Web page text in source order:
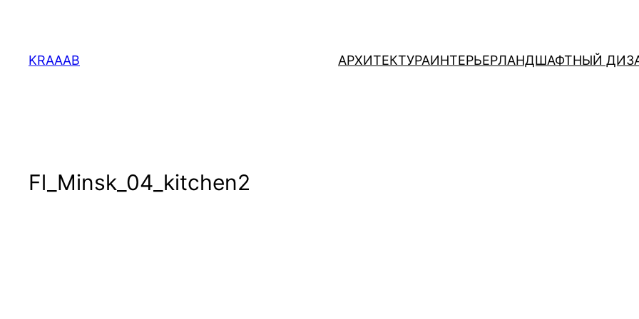
содержимому
KRAAAB АРХИТЕКТУРАИНТЕРЬЕРЛАНДШАФТНЫЙ
Fl_Minsk_04_kitchen2